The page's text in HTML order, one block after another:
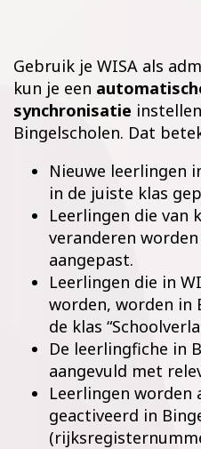
Gebruik je WISA als
kun je een
synchronisatie
Bingelscholen. Dat
Nieuwe leerlingen
in de juiste klas
Leerlingen die van
veranderen
aangepast.
Leerlingen die in
worden, worden in
de klas
De leerlingfiche in
aangevuld met
Leerlingen worden
geactiveerd in